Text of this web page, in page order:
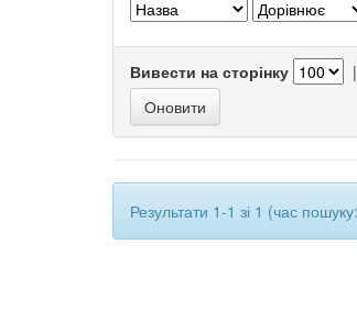
Вивести на сторінку |
Результати 1-1 зі 1 (час